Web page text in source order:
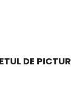
DE